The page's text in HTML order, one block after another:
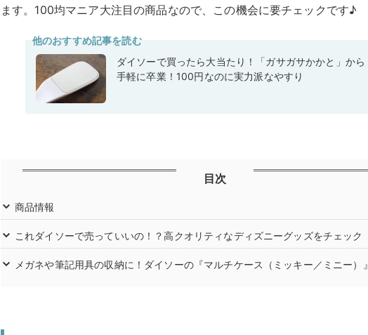
ます。100均マニア大注目の商品なので、この機会に要チェックです♪
他のおすすめ記事を読む
ダイソーで買ったら大当たり！「ガサガサかかと」から
手軽に卒業！100円なのに実力派なやすり
目次
商品情報
これダイソーで売っていいの！？高クオリティなディズニーグッズをチェック
メガネや筆記用具の収納に！ダイソーの『マルチケース（ミッキー／ミニー）』